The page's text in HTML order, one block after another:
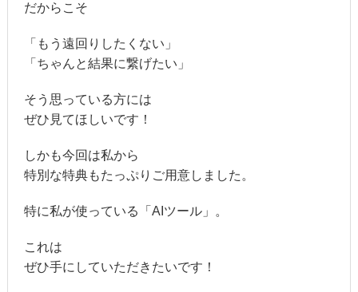
だからこそ
「もう遠回りしたくない」
「ちゃんと結果に繋げたい」
そう思っている方には
ぜひ見てほしいです！
しかも今回は私から
特別な特典もたっぷりご用意しました。
特に私が使っている「AIツール」。
これは
ぜひ手にしていただきたいです！